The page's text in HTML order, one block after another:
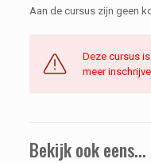
Aan de cursus zijn geen
Deze cursus
meer
Bekijk ook eens...